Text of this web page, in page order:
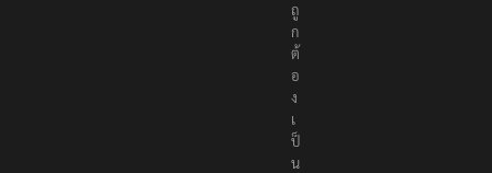
ถู
ก
ต้
อ
ง
เ
ป็
น